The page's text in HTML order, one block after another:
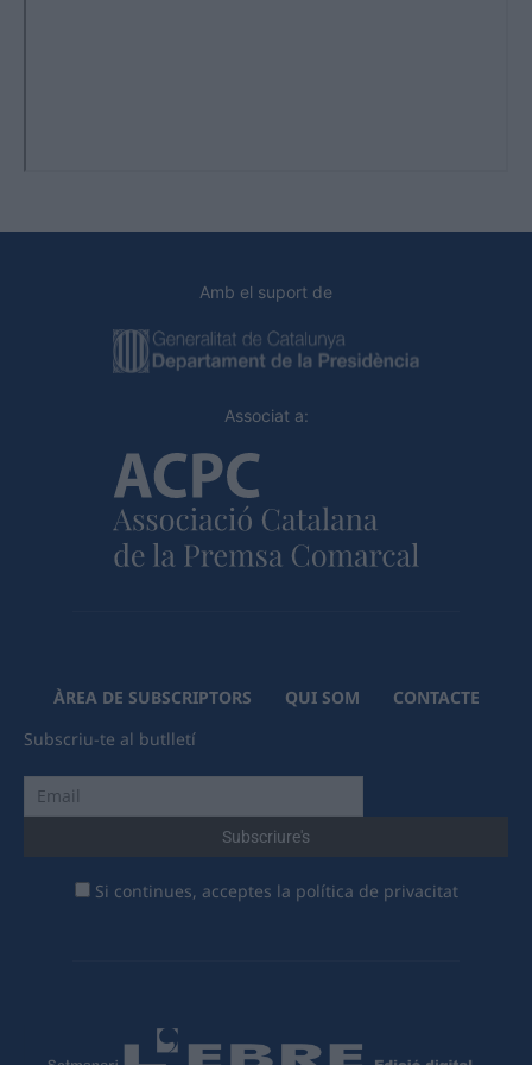
Amb el suport de
Associat a:
ÀREA DE SUBSCRIPTORS QUI SOM
CONTACTE
Subscriu-te al butlletí
Si continues, acceptes la política de privacitat